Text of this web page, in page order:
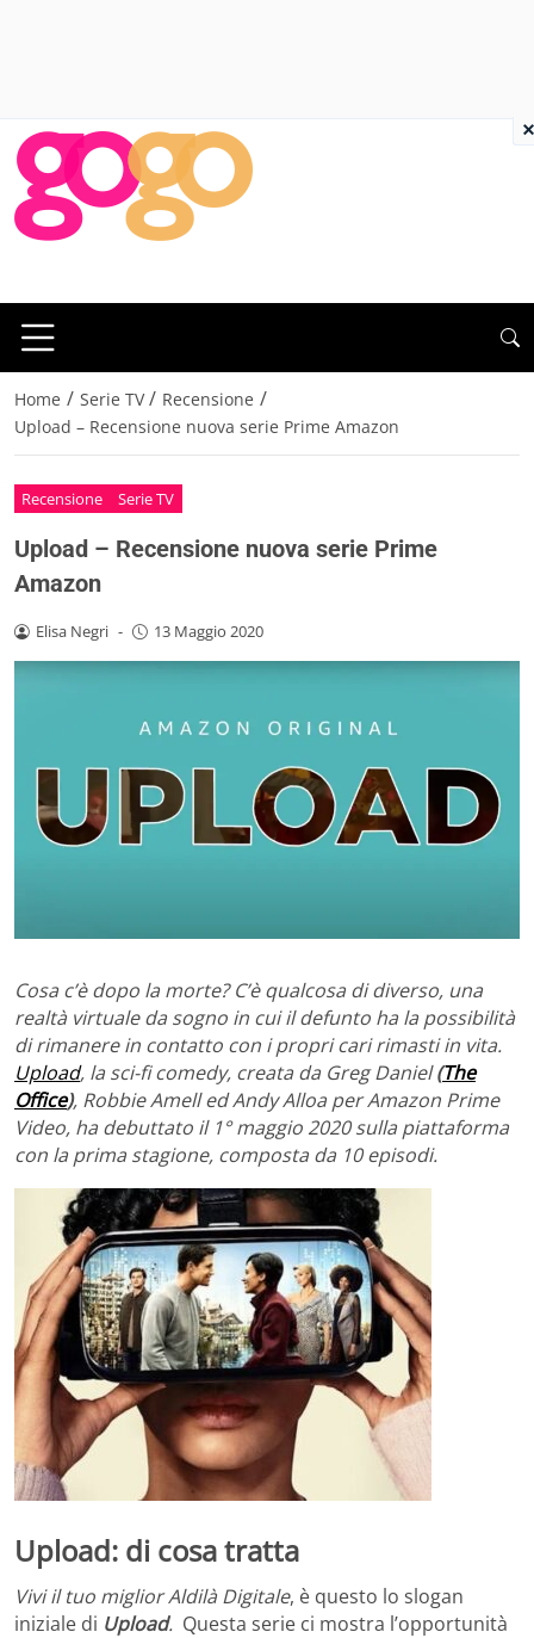
Home / Serie TV / Recensione /
Upload – Recensione nuova serie Prime Amazon
Recensione Serie TV
Upload – Recensione nuova serie Prime
Amazon
Elisa Negri - 13 Maggio 2020
Cosa c’è dopo la morte? C’è qualcosa di diverso, una
realtà virtuale da sogno in cui il defunto ha la possibilità
di rimanere in contatto con i propri cari rimasti in vita.
Upload, la sci-fi comedy, creata da Greg Daniel(The
Office), Robbie Amell ed Andy Alloa per Amazon Prime
Video, ha debuttato il 1° maggio 2020 sulla piattaforma
con la prima stagione, composta da 10 episodi.
Upload: di cosa tratta
Vivi il tuo miglior Aldilà Digitale, è questo lo slogan
iniziale di Upload. Questa serie ci mostra l’opportunità
×